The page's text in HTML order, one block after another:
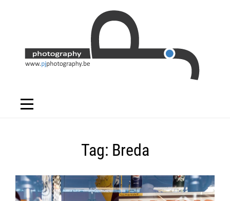
Tag: Breda